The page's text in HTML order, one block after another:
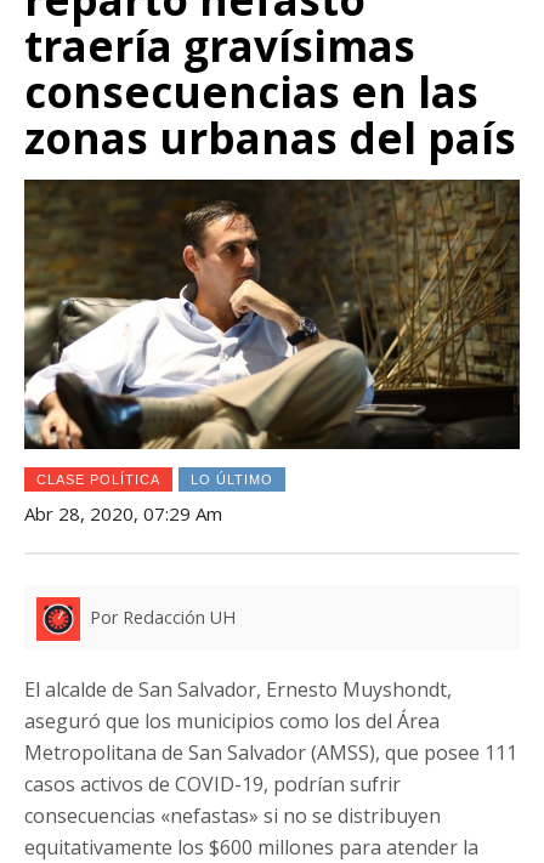
traería gravísimas
consecuencias en las
zonas urbanas del país
CLASE POLÍTICA LO ÚLTIMO
Abr 28, 2020, 07:29 Am
Por Redacción UH
El alcalde de San Salvador, Ernesto Muyshondt,
aseguró que los municipios como los del Área
Metropolitana de San Salvador (AMSS), que posee 111
casos activos de COVID-19, podrían sufrir
consecuencias «nefastas» si no se distribuyen
equitativamente los $600 millones para atender la